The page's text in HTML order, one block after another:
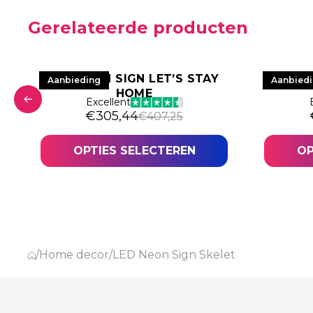
Gerelateerde producten
€243,78.
Aanbieding
LED NEON SIGN LET’S STAY
HOME
Excellent
€407,25
Oorspronkelijke prijs was: €407,25.
€305,44
Huidige prijs is: €305,44.
OPTIES SELECTEREN
/Home decor/LED Neon Sign Skelet